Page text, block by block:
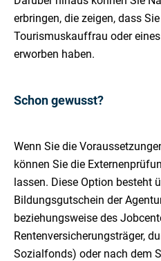
erbringen, die zeigen, dass
Tourismuskauffrau oder
erworben haben.
Schon gewusst?
Wenn Sie die
können Sie die
lassen. Diese Option besteht
Bildungsgutschein der
beziehungsweise des
Rentenversicherungsträger,
Sozialfonds) oder nach dem